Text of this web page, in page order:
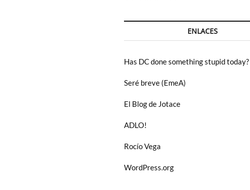
ENLACES
Has DC done something stupid today?
Seré breve (EmeA)
El Blog de Jotace
ADLO!
Rocío Vega
WordPress.org